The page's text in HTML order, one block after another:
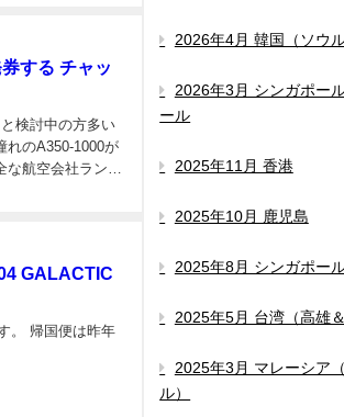
する チャッ
検討中の方多い
れのA350-1000が
航空会社ランキ
GALACTIC
。 帰国便は昨年
2026年4月 韓国（ソウル
2026年3月 シンガポー
ール
2025年11月 香港
2025年10月 鹿児島
2025年8月 シンガポー
2025年5月 台湾（高雄＆
2025年3月 マレーシア
ル）